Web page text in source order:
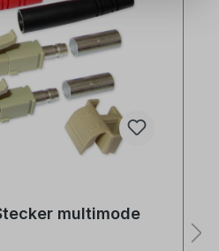
multimode